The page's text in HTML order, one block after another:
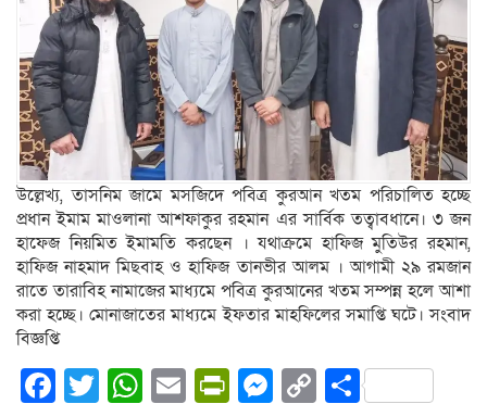
উল্লেখ্য, তাসনিম জামে মসজিদে পবিত্র কুরআন খতম পরিচালিত হচ্ছে
প্রধান ইমাম মাওলানা আশফাকুর রহমান এর সার্বিক তত্বাবধানে। ৩ জন
হাফেজ নিয়মিত ইমামতি করছেন । যথাক্রমে হাফিজ মুতিউর রহমান,
হাফিজ নাহমাদ মিছবাহ ও হাফিজ তানভীর আলম । আগামী ২৯ রমজান
রাতে তারাবিহ নামাজের মাধ্যমে পবিত্র কুরআনের খতম সম্পন্ন হলে আশা
করা হচ্ছে। মোনাজাতের মাধ্যমে ইফতার মাহফিলের সমাপ্তি ঘটে। সংবাদ
বিজ্ঞপ্তি
Facebook
Twitter
WhatsApp
EmailPrintFriendly
Messenger
CopyShare